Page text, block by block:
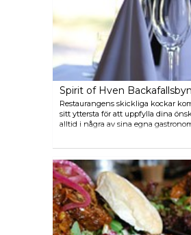
Spirit of Hven Backafallsbyn
Restaurangens skickliga kockar
sitt yttersta för att uppfylla dina
alltid i några av sina egna
överraskningar. Restaurangen är
rymlig och är tillgänglig för alla
whiskydestilleri!